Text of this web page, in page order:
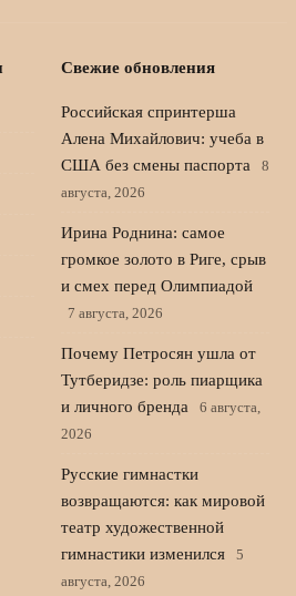
Свежие обновления
Российская спринтерша
Алена Михайлович: учеба в
США без смены паспорта
8
августа, 2026
Ирина Роднина: самое
громкое золото в Риге, срыв
и смех перед Олимпиадой
7 августа, 2026
Почему Петросян ушла от
Тутберидзе: роль пиарщика
и личного бренда
6 августа,
2026
Русские гимнастки
возвращаются: как мировой
театр художественной
гимнастики изменился
5
августа, 2026